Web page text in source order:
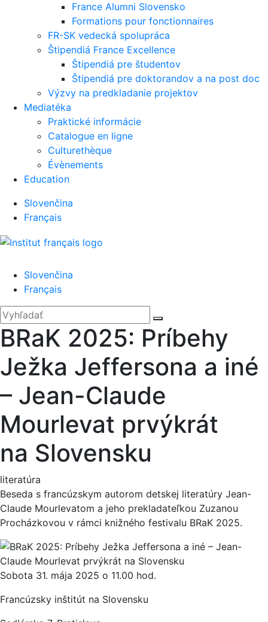
France Alumni Slovensko
Formations pour fonctionnaires
FR-SK vedecká spolupráca
Štipendiá France Excellence
Štipendiá pre študentov
Štipendiá pre doktorandov a na post doc
Výzvy na predkladanie projektov
Mediatéka
Praktické informácie
Catalogue en ligne
Culturethèque
Évènements
Education
Slovenčina
Français
Slovenčina
Français
'.__('Search').'
Zatvoriť
Hľadať:
Vyhľadať
BRaK 2025: Príbehy
Ježka Jeffersona a iné
– Jean-Claude
Mourlevat prvýkrát
na Slovensku
literatúra
Beseda s francúzskym autorom detskej literatúry Jean-
Claude Mourlevatom a jeho prekladateľkou Zuzanou
Procházkovou v rámci knižného festivalu BRaK 2025.
Sobota 31. mája 2025 o 11.00 hod.
Francúzsky inštitút na Slovensku